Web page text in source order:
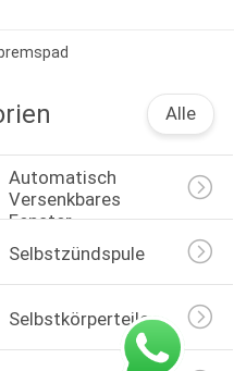
Alle
Automatisch
Versenkbares
Fenster-
Selbstschalter
Selbstzündspule
Selbstkörperteile